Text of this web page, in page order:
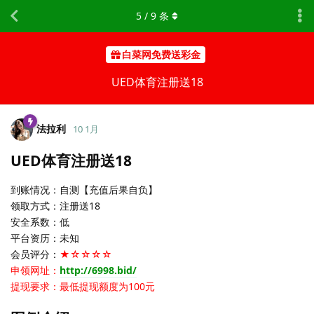
白菜网免费送彩金
UED体育注册送18
5 / 9 条
法拉利 10 1月
UED体育注册送18
到账情况：自测【充值后果自负】
领取方式：注册送18
安全系数：低
平台资历：未知
会员评分： ★☆☆☆☆
申领网址： http://6998.bid/
提现要求：最低提现额度为100元